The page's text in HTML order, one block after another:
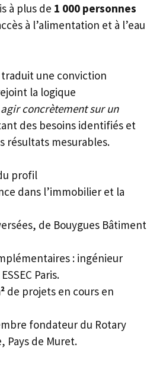
à plus de 1 000 personnes
à l’alimentation et à l’eau
une conviction
la logique
agir concrètement sur un
des besoins identifiés et
résultats mesurables.
profil
dans l’immobilier et la
de Bouygues Bâtiment
: ingénieur
Paris.
de projets en cours en
fondateur du Rotary
Pays de Muret.